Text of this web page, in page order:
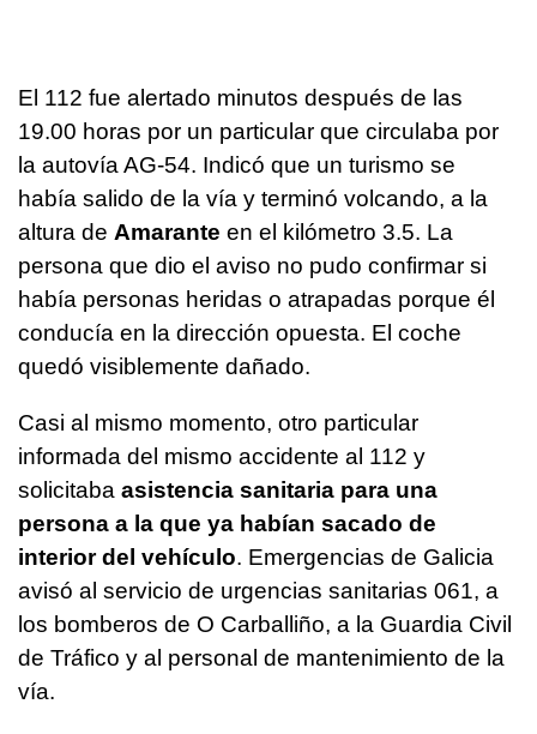
El 112 fue alertado minutos después de las
19.00 horas por un particular que circulaba por
la autovía AG-54. Indicó que un turismo se
había salido de la vía y terminó volcando, a la
altura de Amarante en el kilómetro 3.5. La
persona que dio el aviso no pudo confirmar si
había personas heridas o atrapadas porque él
conducía en la dirección opuesta. El coche
quedó visiblemente dañado.
Casi al mismo momento, otro particular
informada del mismo accidente al 112 y
solicitaba asistencia sanitaria para una
persona a la que ya habían sacado de
interior del vehículo. Emergencias de Galicia
avisó al servicio de urgencias sanitarias 061, a
los bomberos de O Carballiño, a la Guardia Civil
de Tráfico y al personal de mantenimiento de la
vía.